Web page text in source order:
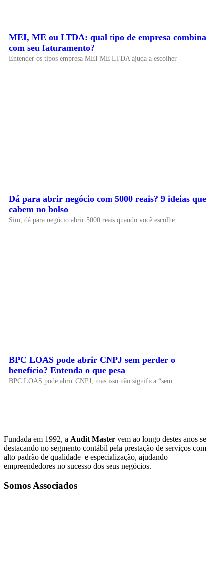
MEI, ME ou LTDA: qual tipo de empresa combina
com seu faturamento?
Entender os tipos empresa MEI ME LTDA ajuda a escolher
Dá para abrir negócio com 5000 reais? 9 ideias que
cabem no bolso
Sim, dá para negócio abrir 5000 reais quando você escolhe
BPC LOAS pode abrir CNPJ sem perder o
benefício? Entenda o que pesa
BPC LOAS pode abrir CNPJ, mas isso não significa “sem
Fundada em 1992, a Audit Master vem ao longo destes anos se
destacando no segmento contábil pela prestação de serviços com
alto padrão de qualidade e especialização, ajudando
empreendedores no sucesso dos seus negócios.
Somos Associados